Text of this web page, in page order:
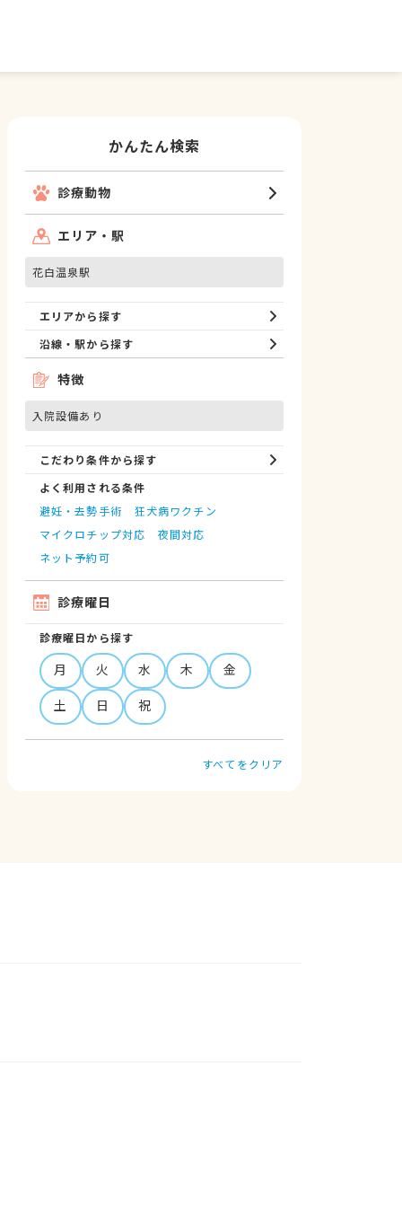
かんたん検索
診療動物
エリア・駅
花白温泉駅
エリアから探す
沿線・駅から探す
特徴
入院設備あり
こだわり条件から探す
よく利用される条件
避妊・去勢手術
狂犬病ワクチン
マイクロチップ対応
夜間対応
ネット予約可
診療曜日
診療曜日から探す
月 火 水 木
金
土
日 祝
すべてをクリア